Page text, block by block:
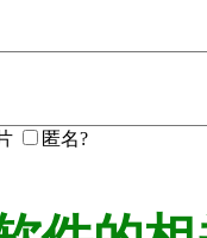
匿名?